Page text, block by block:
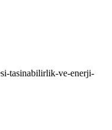
tasinabilirlik-ve-enerji-